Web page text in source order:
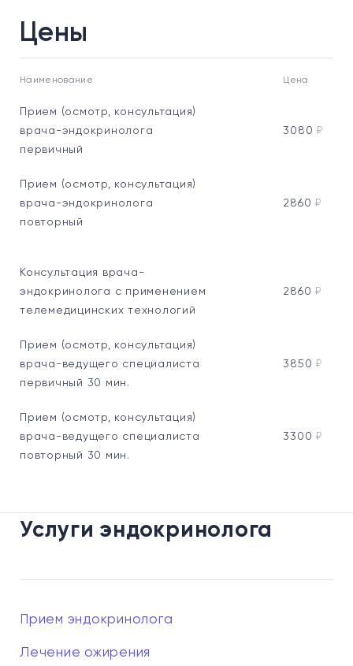
Цены
Наименование Цена
Прием (осмотр, консультация)
врача-эндокринолога
первичный
3080 ₽
Прием (осмотр, консультация)
врача-эндокринолога
повторный
2860 ₽
Консультация врача-
эндокринолога с применением
телемедицинских технологий
2860 ₽
Прием (осмотр, консультация)
врача-ведущего специалиста
первичный 30 мин.
3850 ₽
Прием (осмотр, консультация)
врача-ведущего специалиста
повторный 30 мин.
3300 ₽
Услуги эндокринолога
Прием эндокринолога
Лечение ожирения